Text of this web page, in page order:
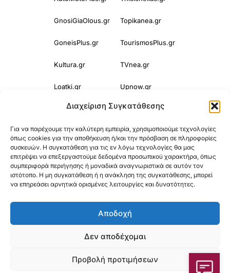
Διαχείριση Συγκατάθεσης
Για να παρέχουμε την καλύτερη εμπειρία, χρησιμοποιούμε τεχνολογίες
όπως cookies για την αποθήκευση ή/και την πρόσβαση σε πληροφορίες
συσκευών. Η συγκατάθεση για τις εν λόγω τεχνολογίες θα μας
επιτρέψει να επεξεργαστούμε δεδομένα προσωπικού χαρακτήρα, όπως
συμπεριφορά περιήγησης ή μοναδικά αναγνωριστικά σε αυτόν τον
ιστότοπο. Η μη συγκατάθεση ή η ανάκληση της συγκατάθεσης, μπορεί
να επηρεάσει αρνητικά ορισμένες λειτουργίες και δυνατότητες.
Αποδοχή
Δεν αποδέχομαι
Προβολή προτιμήσεων
GnosiGiaOlous.gr Topikanea.gr
GoneisPlus.gr TourismosPlus.gr
Kultura.gr TVnea.gr
Loatki.gr Upnow.gr
Loveis.gr VresSyntages.gr
ModernaGynaika.gr Xristianika.gr
OikonomiaPlus.gr ZoumeKalytera.gr
Oikotropia.gr ZoumeSpiti.gr
© 2025Orama Group(Orama Group Μ.Ι.Κ.Ε.) | Α.Φ.Μ. 801086294 –
Ελλάδα |